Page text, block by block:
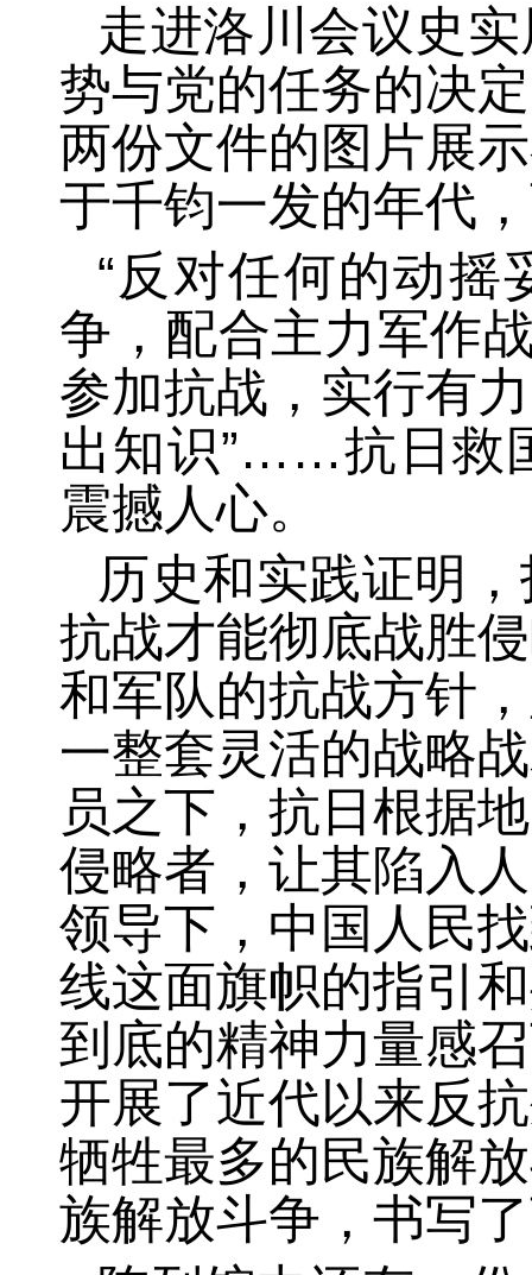
走进洛川会议史
势与党的任务的决
两份文件的图片展
于千钧一发的年代
“反对任何的动摇
争，配合主力军作
参加抗战，实行有
出知识”……抗日救
震撼人心。
历史和实践证明
抗战才能彻底战胜
和军队的抗战方针
一整套灵活的战略
员之下，抗日根据
侵略者，让其陷入
领导下，中国人民
线这面旗帜的指引
到底的精神力量感
开展了近代以来反
牺牲最多的民族解
族解放斗争，书写